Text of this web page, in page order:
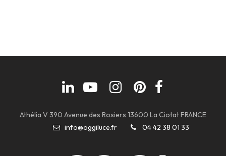
Athélia V 390 Avenue des Rosiers 13600 La Ciotat FRANCE
info@oggiluce.fr
04 42 38 01 33